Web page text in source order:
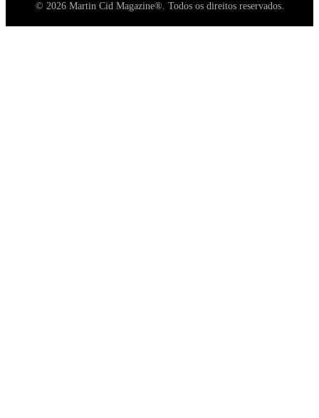
© 2026 Martin Cid Magazine®. Todos os direitos reservados.